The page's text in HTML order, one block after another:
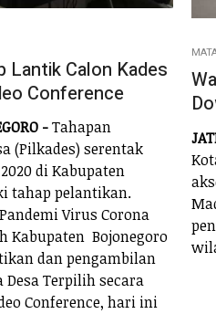
Lantik Calon Kades
Conference
-Tahapan
(Pilkades) serentak
di Kabupaten
tahap pelantikan.
Virus Corona
Kabupaten Bojonegoro
dan pengambilan
Desa Terpilih secara
Conference, hari ini